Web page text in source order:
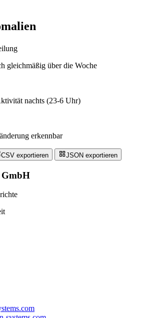
gleichmäßig über die Woche
nachts (23-6 Uhr)
erkennbar
CSV exportieren JSON exportieren
GmbH